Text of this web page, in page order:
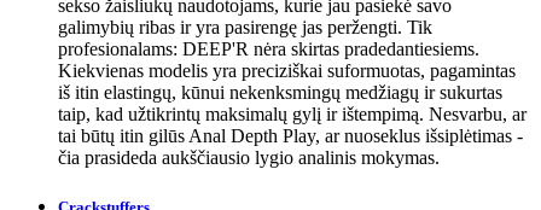
sekso žaisliukų naudotojams, kurie jau pasiekė savo
galimybių ribas ir yra pasirengę jas peržengti. Tik
profesionalams: DEEP'R nėra skirtas pradedantiesiems.
Kiekvienas modelis yra preciziškai suformuotas, pagamintas
iš itin elastingų, kūnui nekenksmingų medžiagų ir sukurtas
taip, kad užtikrintų maksimalų gylį ir ištempimą. Nesvarbu, ar
tai būtų itin gilūs Anal Depth Play, ar nuoseklus išsiplėtimas -
čia prasideda aukščiausio lygio analinis mokymas.